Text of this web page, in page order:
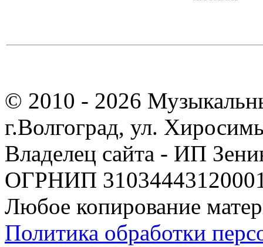
© 2010 - 2026
г.Волгоград, ул.
Владелец сайта - ИП
ОГРНИП
Любое копирование
Политика обработки